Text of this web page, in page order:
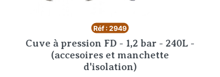
Réf : 2949
Cuve à pression FD - 1,2 bar - 240L -
(accesoires et manchette
d'isolation)